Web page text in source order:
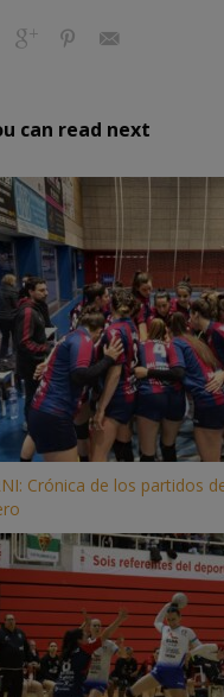
can read next
Crónica de los partidos